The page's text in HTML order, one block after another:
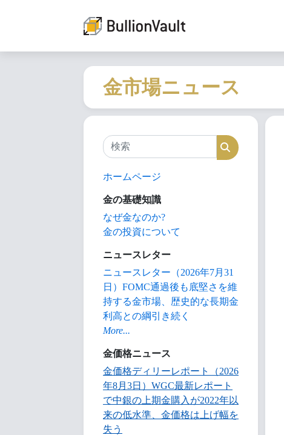
金市場ニュース
検索 検索
ホームページ
金の基礎知識
なぜ金なのか?
金の投資について
ニュースレター
ニュースレター（2026年7月31
日）FOMC通過後も底堅さを維
持する金市場、歴史的な長期金
利高との綱引き続く
More...
金価格ニュース
金価格ディリーレポート（2026
年8月3日）WGC最新レポート
で中銀の上期金購入が2022年以
来の低水準、金価格は上げ幅を
失う